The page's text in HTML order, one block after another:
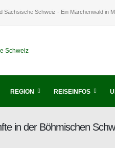
Sächsische Schweiz - Ein Märchenwald in
REGION REISEINFOS
in der Böhmischen